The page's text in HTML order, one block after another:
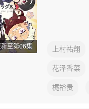
新至第06集 上村祐翔
花泽香菜
梶裕贵